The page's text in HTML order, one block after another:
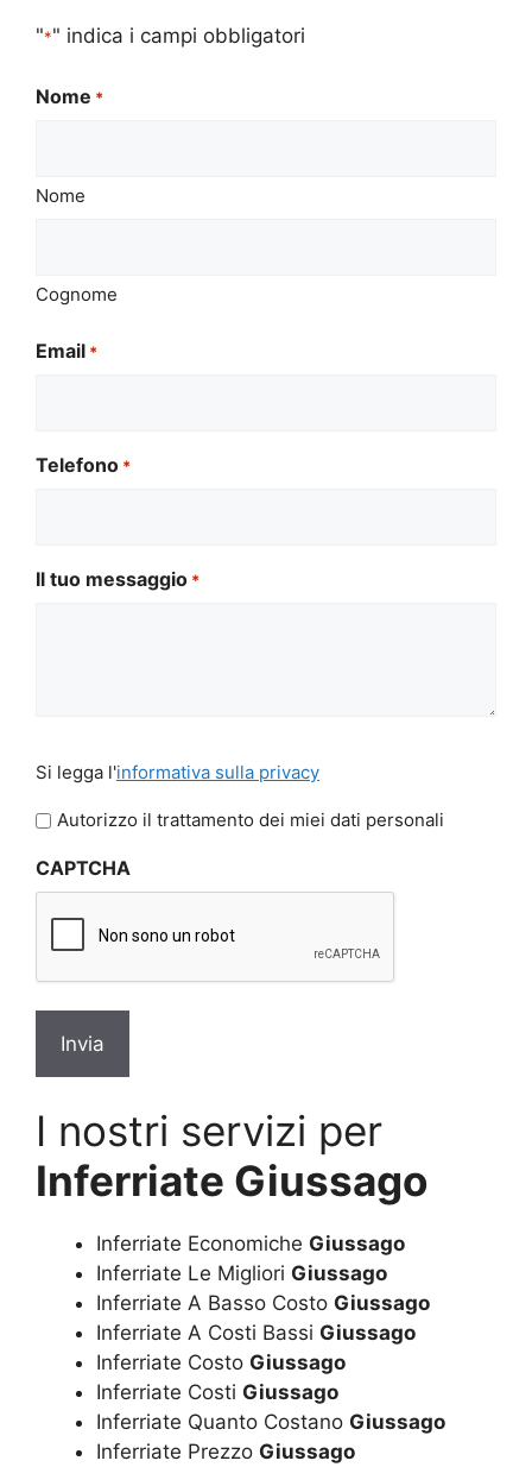
"*" indica i campi obbligatori
Nome *
Nome
Cognome
Email *
Telefono *
Il tuo messaggio *
legga
l'informativa
privacy
Si legga l'informativa sulla privacy
Autorizzo il trattamento dei miei dati personali
CAPTCHA
I nostri servizi per
Inferriate Giussago
Inferriate Economiche Giussago
Inferriate Le Migliori Giussago
Inferriate A Basso Costo Giussago
Inferriate A Costi Bassi Giussago
Inferriate Costo Giussago
Inferriate Costi Giussago
Inferriate Quanto Costano Giussago
Inferriate Prezzo Giussago